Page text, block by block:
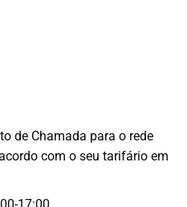
de Chamada para o rede
com o seu tarifário em
17:00